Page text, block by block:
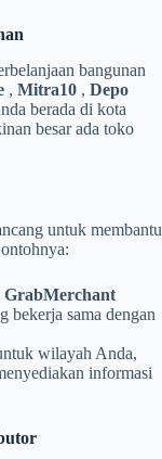
bangunan
, Mitra10 , Depo
berada di kota
besar ada toko
untuk membantu
GrabMerchant
bekerja sama dengan
wilayah Anda,
informasi